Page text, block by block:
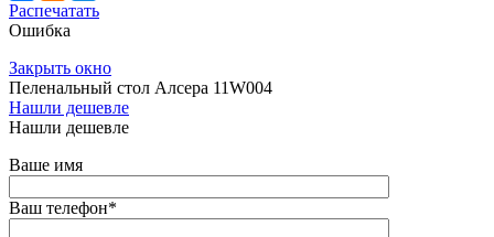
Распечатать
Ошибка
Закрыть окно
Пеленальный стол Алсера 11W004
Нашли дешевле
Нашли дешевле
Ваше имя
Ваш телефон*